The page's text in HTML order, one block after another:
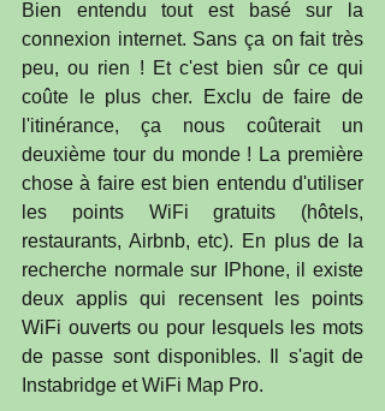
Bien entendu tout est basé sur la
connexion internet. Sans ça on fait très
peu, ou rien ! Et c'est bien sûr ce qui
coûte le plus cher. Exclu de faire de
l'itinérance, ça nous coûterait un
deuxième tour du monde ! La première
chose à faire est bien entendu d'utiliser
les points WiFi gratuits (hôtels,
restaurants, Airbnb, etc). En plus de la
recherche normale sur IPhone, il existe
deux applis qui recensent les points
WiFi ouverts ou pour lesquels les mots
de passe sont disponibles. Il s'agit de
Instabridge et WiFi Map Pro.